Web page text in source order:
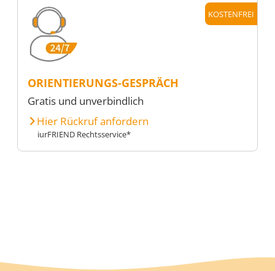
KOSTENFREI
ORIENTIERUNGS-GESPRÄCH
Gratis und unverbindlich
Hier Rückruf anfordern
iurFRIEND Rechtsservice*